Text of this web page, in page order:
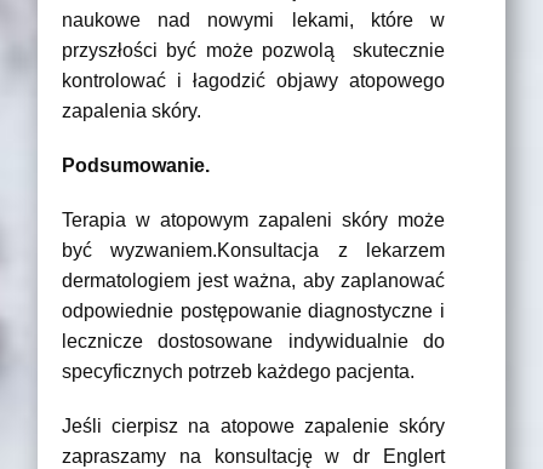
naukowe nad nowymi lekami, które w
przyszłości być może pozwolą skutecznie
kontrolować i łagodzić objawy atopowego
zapalenia skóry.
Podsumowanie.
Terapia w atopowym zapaleni skóry może
być wyzwaniem.Konsultacja z lekarzem
dermatologiem jest ważna, aby zaplanować
odpowiednie postępowanie diagnostyczne i
lecznicze dostosowane indywidualnie do
specyficznych potrzeb każdego pacjenta.
Jeśli cierpisz na atopowe zapalenie skóry
zapraszamy na konsultację w dr Englert